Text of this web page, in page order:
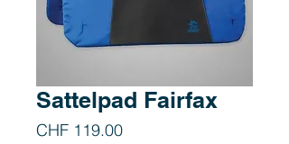
Sattelpad Fairfax
CHF 119.00Preis